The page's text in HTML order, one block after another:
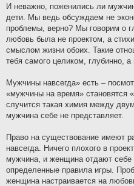
И неважно, поженились ли
дети. Мы ведь обсуждаем не
проблемы, верно? Мы говорим о
любовь была не проектом, а
смыслом жизни обоих. Такие
тебя самого целиком, глубинно, а
Мужчины навсегда» есть –
«мужчины на время» становятся
случится такая химия между
мужчина себе не представляет.
Право на существование имеют
навсегда. Ничего плохого в
мужчина, и женщина отдают себе
определенные правила игры.
женщина настраивается на